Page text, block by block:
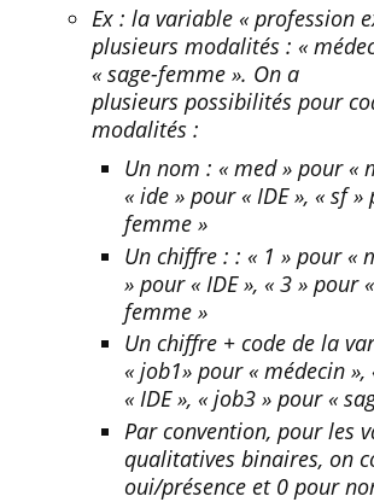
Ex : la variable « profession
plusieurs modalités : «
« sage-femme ». On a
plusieurs possibilités pour
modalités :
Un nom : « med » pour «
« ide » pour « IDE », « sf »
femme »
Un chiffre : : « 1 » pour «
» pour « IDE », « 3 » pour
femme »
Un chiffre + code de la
« job1» pour « médecin
« IDE », « job3 » pour «
Par convention, pour les
qualitatives binaires, on
oui/présence et 0 pour